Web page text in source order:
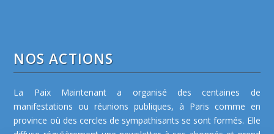
NOS ACTIONS
La Paix Maintenant a organisé des centaines de
manifestations ou réunions publiques, à Paris comme en
province où des cercles de sympathisants se sont formés. Elle